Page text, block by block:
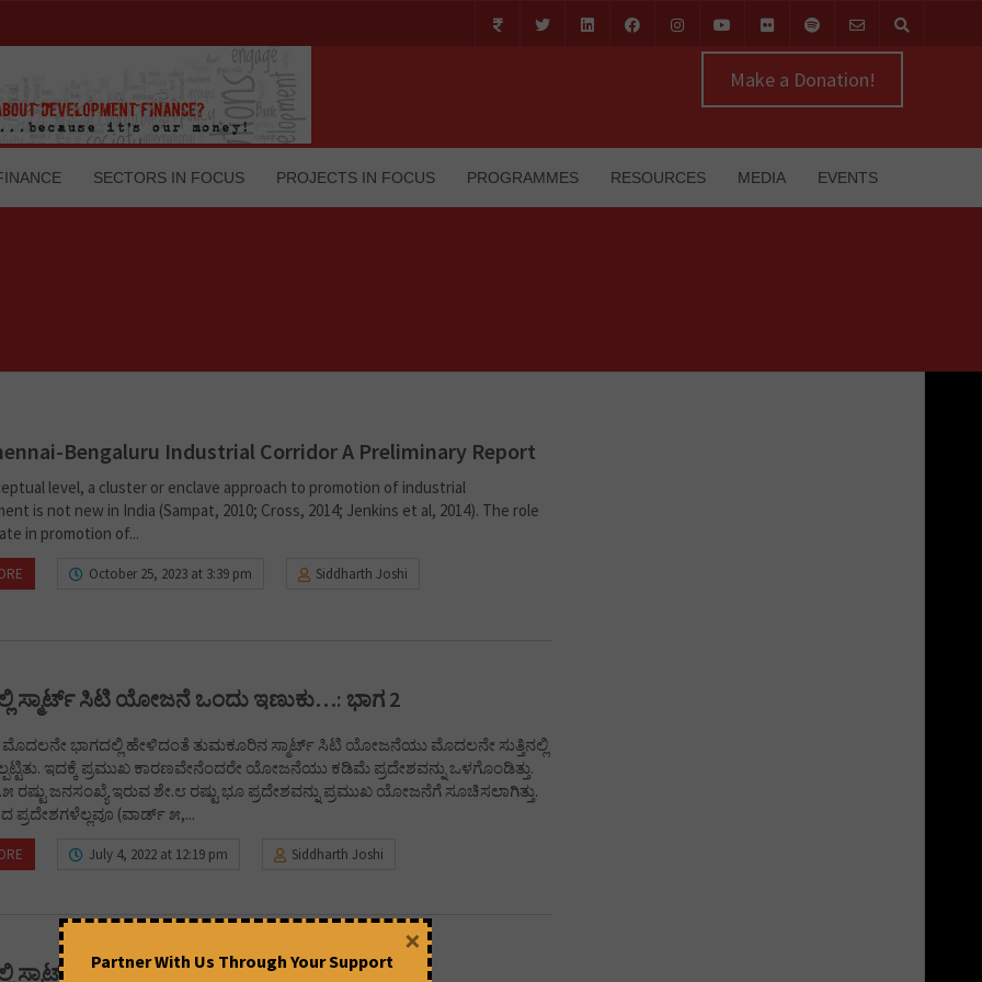
Make a Donation!
SECTORS IN FOCUS PROJECTS IN FOCUS PROGRAMMES RESOURCES MEDIA EVENTS
Bengaluru Industrial Corridor A Preliminary Report
level, a cluster or enclave approach to promotion of industrial
is not new in India (Sampat, 2010; Cross, 2014; Jenkins et al, 2014). The role
in promotion of...
October 25, 2023 at 3:39 pm Siddharth Joshi
ಸ್ಮಾರ್ಟ್ ಸಿಟಿ ಯೋಜನೆ ಒಂದು ಇಣುಕು…: ಭಾಗ 2
ಭಾಗದಲ್ಲಿ ಹೇಳಿದಂತೆ ತುಮಕೂರಿನ ಸ್ಮಾರ್ಟ್ ಸಿಟಿ ಯೋಜನೆಯು ಮೊದಲನೇ ಸುತ್ತಿನಲ್ಲಿ
ಇದಕ್ಕೆ ಪ್ರಮುಖ ಕಾರಣವೇನೆಂದರೇ ಯೋಜನೆಯು ಕಡಿಮೆ ಪ್ರದೇಶವನ್ನು ಒಳಗೊಂಡಿತ್ತು.
ರಷ್ಟು ಜನಸಂಖ್ಯೆ ಇರುವ ಶೇ.೮ ರಷ್ಟು ಭೂ ಪ್ರದೇಶವನ್ನು ಪ್ರಮುಖ ಯೋಜನೆಗೆ ಸೂಚಿಸಲಾಗಿತ್ತು.
(ವಾರ್ಡ್ ೫,...
July 4, 2022 at 12:19 pm Siddharth Joshi
ಸ್ಮಾರ್ಟ್ ಸಿಟಿ ಯೋಜನೆ ಒಂದು ಇಣುಕು…: ಭಾಗ 1
Partner With Us Through Your Support
×